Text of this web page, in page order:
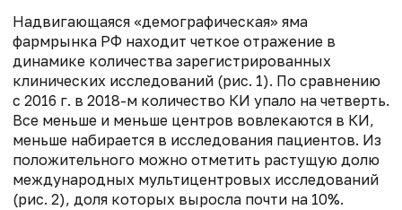
Надвигающаяся «демографическая» яма
фармрынка РФ находит четкое отражение в
динамике количества зарегистрированных
клинических исследований (рис. 1). По сравнению
с 2016 г. в 2018-м количество КИ упало на четверть.
Все меньше и меньше центров вовлекаются в КИ,
меньше набирается в исследования пациентов. Из
положительного можно отметить растущую долю
международных мультицентровых исследований
(рис. 2), доля которых выросла почти на 10%.